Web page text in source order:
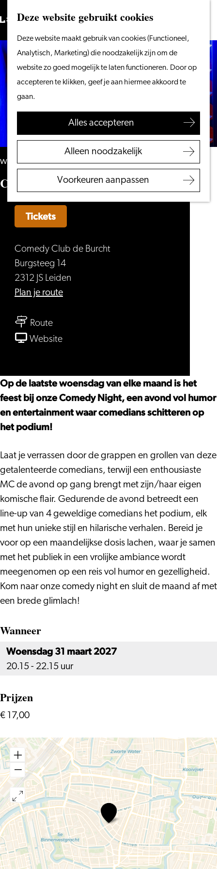
Deze website gebruikt cookies
Deze website maakt gebruik van cookies (Functioneel,
Analytisch, Marketing) die noodzakelijk zijn om de
website zo goed mogelijk te laten functioneren. Door op
accepteren te klikken, geef je aan hiermee akkoord te
gaan.
Alles accepteren
Alleen noodzakelijk
Voorkeuren aanpassen
Ga
naar
de
homepage
Menu
ZoekenVanaf het water
wandelen
Winkelen
Eten & drinken
Met kinderen
VVV Leiden
Bereikbaarheid
Regio Leiden
Zoeken
woensdag 31 maart 2027
Comedy Night
Comedy Club de Burcht
Burgsteeg 14
2312 JS Leiden
Plan je routenaar
Routenaar
Comedy
Websitevan
Tickets
Op de laatste woensdag van elke maand is het
feest bij onze Comedy Night, een avond vol humor
en entertainment waar comedians schitteren op
het podium!
Laat je verrassen door de grappen en grollen van deze
getalenteerde comedians, terwijl een enthousiaste
MC de avond op gang brengt met zijn/haar eigen
komische flair. Gedurende de avond betreedt een
line-up van 4 geweldige comedians het podium, elk
met hun unieke stijl en hilarische verhalen. Bereid je
voor op een maandelijkse dosis lachen, waar je samen
met het publiek in een vrolijke ambiance wordt
meegenomen op een reis vol humor en gezelligheid.
Kom naar onze comedy night en sluit de maand af met
een brede glimlach!
Wanneer
Woensdag 31 maart 2027
20.15 - 22.15 uur
Prijzen
€ 17,00
Comedy
Night